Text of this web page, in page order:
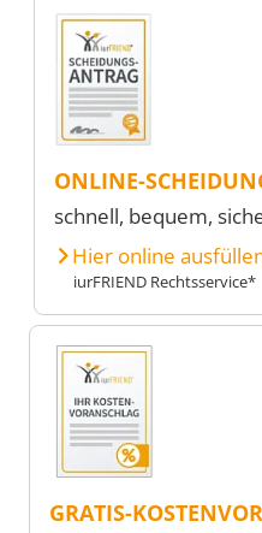
ONLINE-
schnell, bequem,
Hier online
iurFRIEND Rechtsservice*
GRATIS-